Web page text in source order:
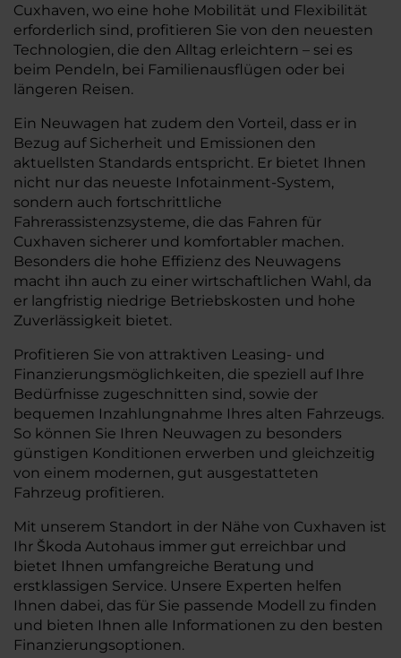
Cuxhaven, wo eine hohe Mobilität und Flexibilität
erforderlich sind, profitieren Sie von den neuesten
Technologien, die den Alltag erleichtern – sei es
beim Pendeln, bei Familienausflügen oder bei
längeren Reisen.
Ein Neuwagen hat zudem den Vorteil, dass er in
Bezug auf Sicherheit und Emissionen den
aktuellsten Standards entspricht. Er bietet Ihnen
nicht nur das neueste Infotainment-System,
sondern auch fortschrittliche
Fahrerassistenzsysteme, die das Fahren für
Cuxhaven sicherer und komfortabler machen.
Besonders die hohe Effizienz des Neuwagens
macht ihn auch zu einer wirtschaftlichen Wahl, da
er langfristig niedrige Betriebskosten und hohe
Zuverlässigkeit bietet.
Profitieren Sie von attraktiven Leasing- und
Finanzierungsmöglichkeiten, die speziell auf Ihre
Bedürfnisse zugeschnitten sind, sowie der
bequemen Inzahlungnahme Ihres alten Fahrzeugs.
So können Sie Ihren Neuwagen zu besonders
günstigen Konditionen erwerben und gleichzeitig
von einem modernen, gut ausgestatteten
Fahrzeug profitieren.
Mit unserem Standort in der Nähe von Cuxhaven ist
Ihr Škoda Autohaus immer gut erreichbar und
bietet Ihnen umfangreiche Beratung und
erstklassigen Service. Unsere Experten helfen
Ihnen dabei, das für Sie passende Modell zu finden
und bieten Ihnen alle Informationen zu den besten
Finanzierungsoptionen.